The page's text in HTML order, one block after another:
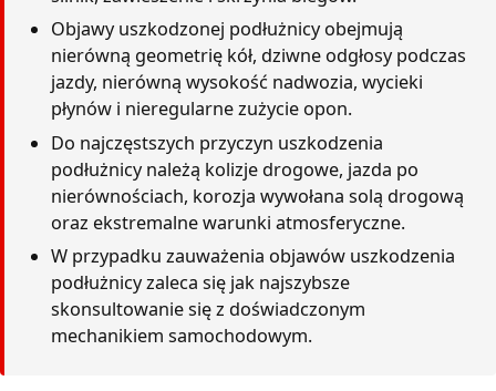
Objawy uszkodzonej podłużnicy obejmują
nierówną geometrię kół, dziwne odgłosy podczas
jazdy, nierówną wysokość nadwozia, wycieki
płynów i nieregularne zużycie opon.
Do najczęstszych przyczyn uszkodzenia
podłużnicy należą kolizje drogowe, jazda po
nierównościach, korozja wywołana solą drogową
oraz ekstremalne warunki atmosferyczne.
W przypadku zauważenia objawów uszkodzenia
podłużnicy zaleca się jak najszybsze
skonsultowanie się z doświadczonym
mechanikiem samochodowym.